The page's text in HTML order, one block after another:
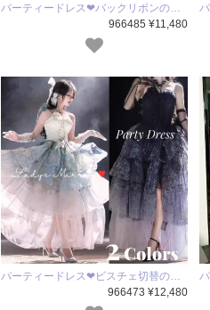
パーティードレス❤バックリボンの…
966485 ¥11,480
パーティードレス❤ビスチェ切替の…
966473 ¥12,480